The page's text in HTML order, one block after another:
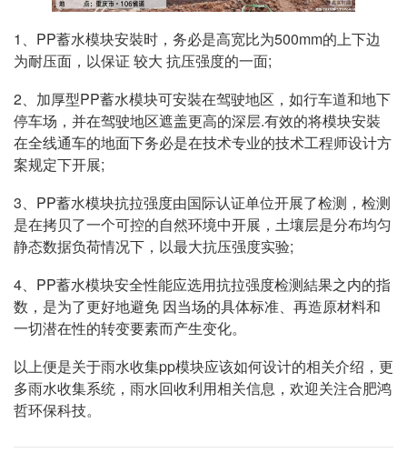
1、PP蓄水模块安裝时，务必是高宽比为500mm的上下边
为耐压面，以保证 较大 抗压强度的一面;
2、加厚型PP蓄水模块可安裝在驾驶地区，如行车道和地下
停车场，并在驾驶地区遮盖更高的深层.有效的将模块安裝
在全线通车的地面下务必是在技术专业的技术工程师设计方
案规定下开展;
3、PP蓄水模块抗拉强度由国际认证单位开展了检测，检测
是在拷贝了一个可控的自然环境中开展，土壤层是分布均匀
静态数据负荷情况下，以最大抗压强度实验;
4、PP蓄水模块安全性能应选用抗拉强度检测結果之内的指
数，是为了更好地避免 因当场的具体标准、再造原材料和
一切潜在性的转变要素而产生变化。
以上便是关于雨水收集pp模块应该如何设计的相关介绍，更
多雨水收集系统，雨水回收利用相关信息，欢迎关注合肥鸿
哲环保科技。